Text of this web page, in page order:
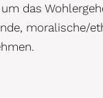
das
moralische/